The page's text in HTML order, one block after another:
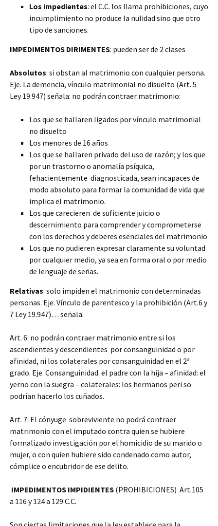
Los impedientes: el C.C. los llama prohibiciones, cuyo
incumplimiento no produce la nulidad sino que otro
tipo de sanciones.
IMPEDIMENTOS DIRIMENTES: pueden ser de 2 clases
Absolutos: si obstan al matrimonio con cualquier persona.
Eje. La demencia, vínculo matrimonial no disuelto (Art. 5
Ley 19.947) señala: no podrán contraer matrimonio:
Los que se hallaren ligados por vínculo matrimonial
no disuelto
Los menores de 16 años
Los que se hallaren privado del uso de razón; y los que
por un trastorno o anomalía psíquica,
fehacientemente diagnosticada, sean incapaces de
modo absoluto para formar la comunidad de vida que
implica el matrimonio.
Los que carecieren de suficiente juicio o
descernimiento para comprender y comprometerse
con los derechos y deberes esenciales del matrimonio
Los que no pudieren expresar claramente su voluntad
por cualquier medio, ya sea en forma oral o por medio
de lenguaje de señas.
Relativas: solo impiden el matrimonio con determinadas
personas. Eje. Vínculo de parentesco y la prohibición (Art.6 y
7 Ley 19.947)… señala:
Art. 6: no podrán contraer matrimonio entre si los
ascendientes y descendientes por consanguinidad o por
afinidad, ni los colaterales por consanguinidad en el 2ª
grado. Eje. Consanguinidad: el padre con la hija – afinidad: el
yerno con la suegra – colaterales: los hermanos peri so
podrían hacerlo los cuñados.
Art. 7: El cónyuge sobreviviente no podrá contraer
matrimonio con el imputado contra quien se hubiere
formalizado investigación por el homicidio de su marido o
mujer, o con quien hubiere sido condenado como autor,
cómplice o encubridor de ese delito.
IMPEDIMENTOS IMPIDIENTES (PROHIBICIONES) Art.105
a 116 y 124 a 129 C.C.